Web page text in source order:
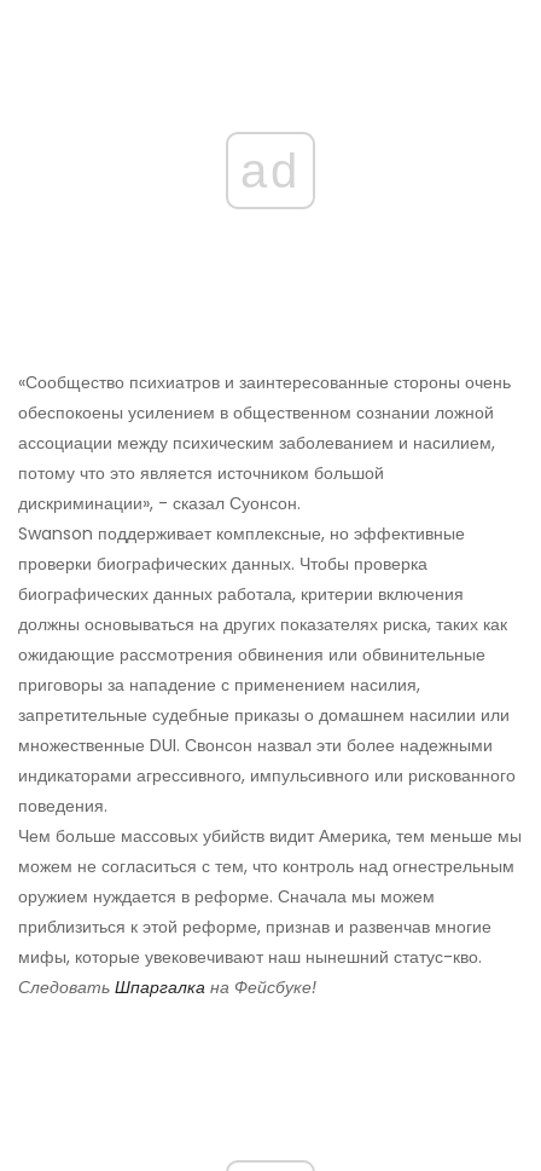
ad
«Сообщество психиатров и заинтересованные стороны очень
обеспокоены усилением в общественном сознании ложной
ассоциации между психическим заболеванием и насилием,
потому что это является источником большой
дискриминации», - сказал Суонсон.
Swanson поддерживает комплексные, но эффективные
проверки биографических данных. Чтобы проверка
биографических данных работала, критерии включения
должны основываться на других показателях риска, таких как
ожидающие рассмотрения обвинения или обвинительные
приговоры за нападение с применением насилия,
запретительные судебные приказы о домашнем насилии или
множественные DUI. Свонсон назвал эти более надежными
индикаторами агрессивного, импульсивного или рискованного
поведения.
Чем больше массовых убийств видит Америка, тем меньше мы
можем не согласиться с тем, что контроль над огнестрельным
оружием нуждается в реформе. Сначала мы можем
приблизиться к этой реформе, признав и развенчав многие
мифы, которые увековечивают наш нынешний статус-кво.
Следовать Шпаргалка на Фейсбуке!